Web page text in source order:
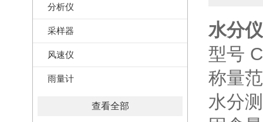
分析仪
采样器
风速仪
雨量计
查看全部
水分
型号
称量
水分